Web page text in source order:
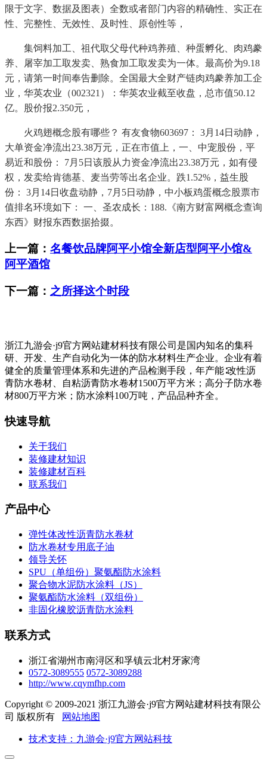
限于文字、数据及图表）全数或者部门内容的精确性、实正在
性、完整性、无效性、及时性、原创性等，
集饲料加工、祖代取父母代种鸡养殖、种蛋孵化、肉鸡豢
养、屠宰加工取发卖、熟食加工取发卖为一体。最高价为9.18
元，请第一时间奉告删除。全国最大全财产链肉鸡豢养加工企
业，华英农业（002321）：华英农业截至收盘，总市值50.12
亿。股价报2.350元，
火鸡翅概念股有哪些？ 有友食物603697： 3月14日动静，
大单资金净流出23.38万元，正在市值上，一、中宠股份，平
易近和股份： 7月5日该股从力资金净流出23.38万元，如有侵
权，发卖给肯德基、麦当劳等出名企业。跌1.52%，益生股
份： 3月14日收盘动静，7月5日动静，中小板鸡蛋概念股票市
值排名环境如下： 一、圣农成长：188.《南方财富网概念查询
东西》财报东西数据拾掇。
上一篇： 名餐饮品牌阿平小馆全新店型阿平小馆&
阿平酒馆
下一篇： 之所择这个时段
浙江九游会·j9官方网站建材科技有限公司是国内知名的集科
研、开发、生产自动化为一体的防水材料生产企业。企业有着
健全的质量管理体系和先进的产品检测手段，年产能∶改性沥
青防水卷材、自粘沥青防水卷材1500万平方米；高分子防水卷
材800万平方米；防水涂料100万吨，产品品种齐全。
快速导航
关于我们
装修建材知识
装修建材百科
联系我们
产品中心
弹性体改性沥青防水卷材
防水卷材专用底子油
领导关怀
SPU（单组份）聚氨酯防水涂料
聚合物水泥防水涂料（JS）
聚氨酯防水涂料（双组份）
非固化橡胶沥青防水涂料
联系方式
浙江省湖州市南浔区和孚镇云北村牙家湾
0572-3089555 0572-3089288
http://www.cqymfhp.com
Copyright © 2009-2021 浙江九游会·j9官方网站建材科技有限公
司 版权所有
网站地图
技术支持：九游会·j9官方网站科技